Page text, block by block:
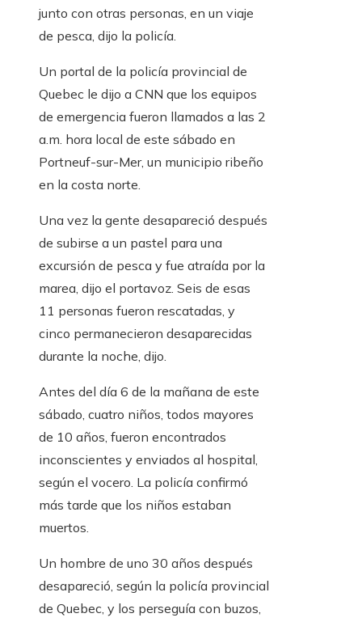
junto con otras personas, en un viaje
de pesca, dijo la policía.
Un portal de la policía provincial de
Quebec le dijo a CNN que los equipos
de emergencia fueron llamados a las 2
a.m. hora local de este sábado en
Portneuf-sur-Mer, un municipio ribeño
en la costa norte.
Una vez la gente desapareció después
de subirse a un pastel para una
excursión de pesca y fue atraída por la
marea, dijo el portavoz. Seis de esas
11 personas fueron rescatadas, y
cinco permanecieron desaparecidas
durante la noche, dijo.
Antes del día 6 de la mañana de este
sábado, cuatro niños, todos mayores
de 10 años, fueron encontrados
inconscientes y enviados al hospital,
según el vocero. La policía confirmó
más tarde que los niños estaban
muertos.
Un hombre de uno 30 años después
desapareció, según la policía provincial
de Quebec, y los perseguía con buzos,